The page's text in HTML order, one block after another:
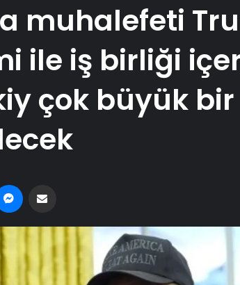
muhalefeti
ile iş birliği
çok büyük